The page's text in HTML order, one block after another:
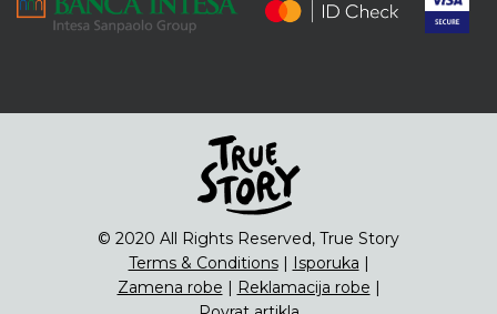
© 2020 All Rights Reserved, True Story
Terms & Conditions| Isporuka |
Zamena robe | Reklamacija robe |